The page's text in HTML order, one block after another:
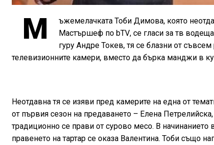
М
ъжемелачката Тоби Димова, която
Мастършеф по bTV, се гласи за тв
гуру Андре Токев, тя се блазни от
телевизионните камери, вместо да бърка манджи в
Неотдавна тя се изяви пред камерите на една от
от първия сезон на предаването – Елена
традиционно се прави от сурово месо. В начинанието
правенето на тартар се оказа Валентина. Тоби също